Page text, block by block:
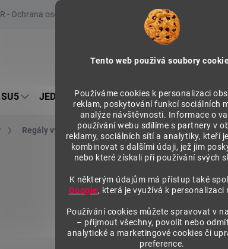
Tento web použivá soubory
Používáme cookies k personalizaci
reklam, poskytování funkcí sociálních
analýze návštěvnosti. Informace o
používání webu sdílíme s partnery v
reklamy, sociálních sítí a analytiky, kteří
kombinovat s dalšími údaji, jež jim
nebo které získali při používání svých
K některým údajům má přístup také
Google, která je využívá k personalizaci
Používání cookies můžete spravovat v
– přijmout všechny, povolit nebo
analytické a marketingové cookies či
preference.
- Ochrana osobních údajů Prohlášení o používání
SU5 JEDNOSTRANNÉ REGÁLY
Regály výška 2500 mm, základní moduly Kovový